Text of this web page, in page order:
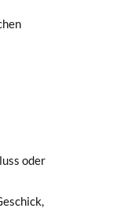
oder